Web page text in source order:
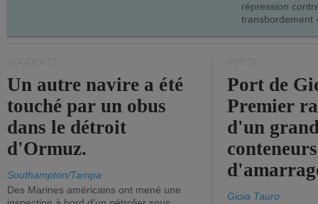
répression
transbordement
Un autre navire a été
touché par un obus
dans le détroit
d'Ormuz.
Southampton/Tampa
Des Marines américains ont mené une
Port de
Premier
d'un
Gioia Tauro